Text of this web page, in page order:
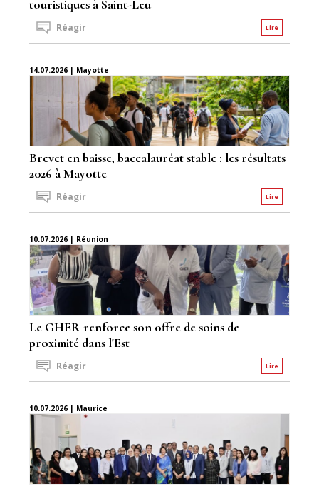
touristiques à Saint-Leu
Lire
Réagir
14.07.2026 | Mayotte
Brevet en baisse, baccalauréat stable : les résultats
2026 à Mayotte
Lire
Réagir
10.07.2026 | Réunion
Le GHER renforce son offre de soins de
proximité dans l'Est
Lire
Réagir
10.07.2026 | Maurice